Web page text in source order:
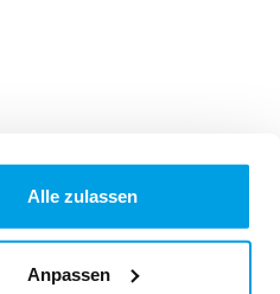
Alle zulassen
Anpassen